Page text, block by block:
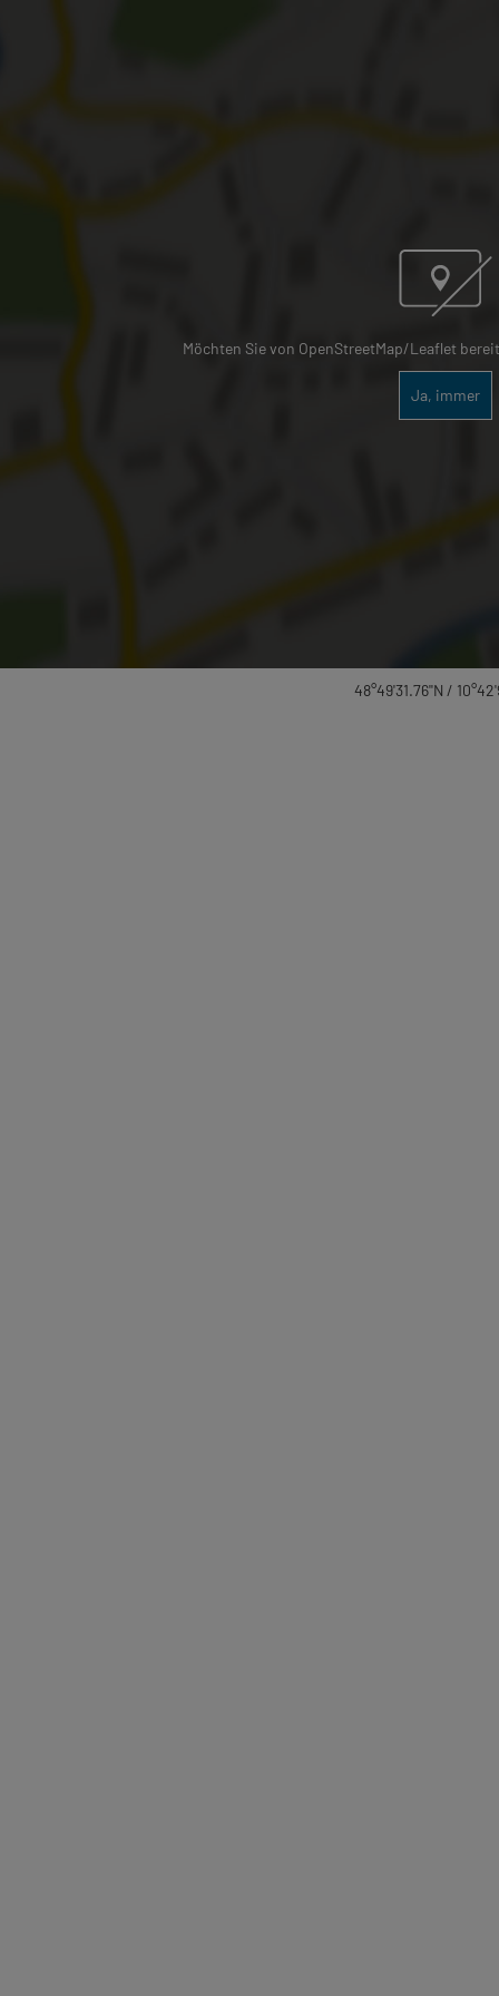
Möchten Sie von OpenStreetMap/Leaflet
Ja, immer
48°49'31.76''N /